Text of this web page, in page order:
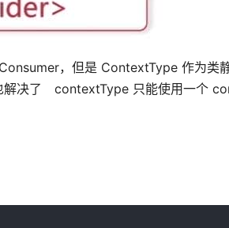
，但是 ContextType 作为类
解决了 contextType 只能使用一个